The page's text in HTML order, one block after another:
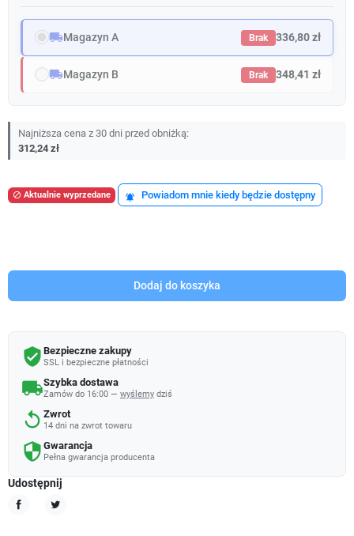
local_shippingMagazyn A Brak 336,80 zł
local_shippingMagazyn B Brak 348,41 zł
Najniższa cena z 30 dni przed obniżką:
312,24 zł
 Aktualnie wyprzedane notifications_active Powiadom mnie kiedy będzie dostępny
Dodaj do koszyka
verified_user Bezpieczne zakupy
SSL i bezpieczne płatności
local_shippingSzybka dostawa
Zamów do 16:00 — wyślemy dziś
replay Zwrot
14 dni na zwrot towaru
security Gwarancja
Pełna gwarancja producenta
Udostępnij